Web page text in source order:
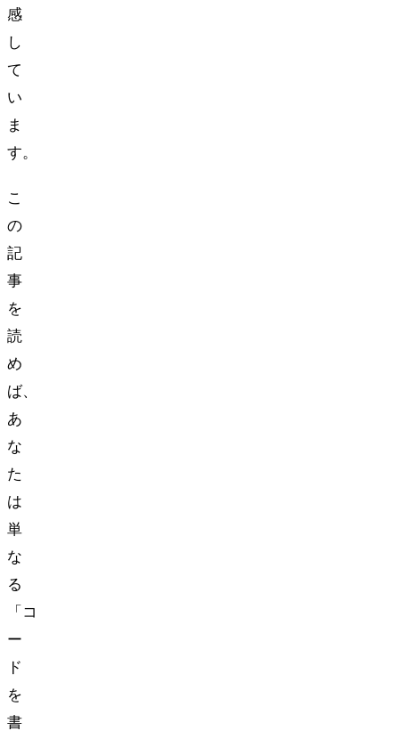
感
し
て
い
ま
す。
こ
の
記
事
を
読
め
ば、
あ
な
た
は
単
な
る
「コ
ー
ド
を
書